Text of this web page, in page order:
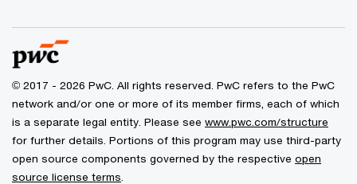
© 2017 - 2026 PwC. All rights reserved. PwC refers to the PwC
network and/or one or more of its member firms, each of which
is a separate legal entity. Please see www.pwc.com/structure
for further details. Portions of this program may use third-party
open source components governed by the respective open
source license terms